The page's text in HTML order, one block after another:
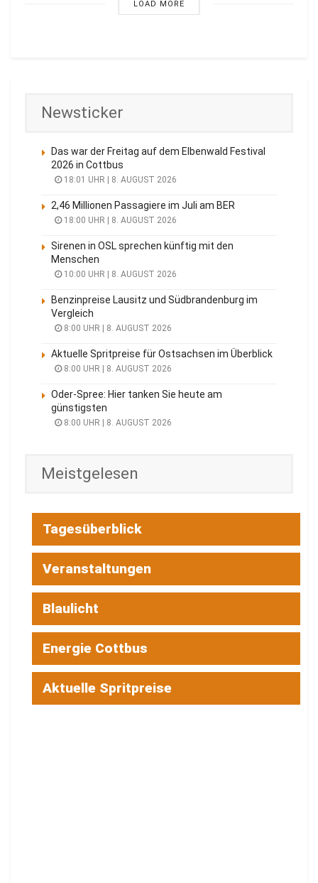
LOAD MORE
Newsticker
Das war der Freitag auf dem Elbenwald Festival
2026 in Cottbus
18:01 UHR | 8. AUGUST 2026
2,46 Millionen Passagiere im Juli am BER
18:00 UHR | 8. AUGUST 2026
Sirenen in OSL sprechen künftig mit den
Menschen
10:00 UHR | 8. AUGUST 2026
Benzinpreise Lausitz und Südbrandenburg im
Vergleich
8:00 UHR | 8. AUGUST 2026
Aktuelle Spritpreise für Ostsachsen im Überblick
8:00 UHR | 8. AUGUST 2026
Oder-Spree: Hier tanken Sie heute am
günstigsten
8:00 UHR | 8. AUGUST 2026
Meistgelesen
Tagesüberblick
Veranstaltungen
Blaulicht
Energie Cottbus
Aktuelle Spritpreise